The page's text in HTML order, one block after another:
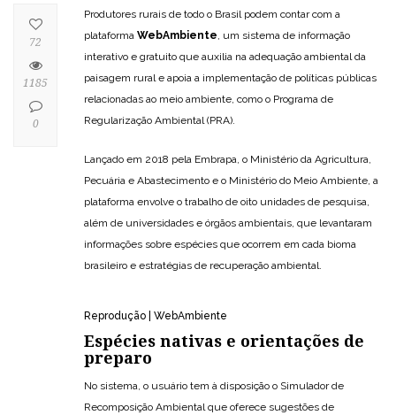
Produtores rurais de todo o Brasil podem contar com a
plataforma WebAmbiente, um sistema de informação
interativo e gratuito que auxilia na adequação ambiental da
paisagem rural e apoia a implementação de políticas públicas
relacionadas ao meio ambiente, como o Programa de
Regularização Ambiental (PRA).
Lançado em 2018 pela Embrapa, o Ministério da Agricultura,
Pecuária e Abastecimento e o Ministério do Meio Ambiente, a
plataforma envolve o trabalho de oito unidades de pesquisa,
além de universidades e órgãos ambientais, que levantaram
informações sobre espécies que ocorrem em cada bioma
brasileiro e estratégias de recuperação ambiental.
Reprodução | WebAmbiente
Espécies nativas e orientações de
preparo
No sistema, o usuário tem à disposição o Simulador de
Recomposição Ambiental que oferece sugestões de
72
1185
0